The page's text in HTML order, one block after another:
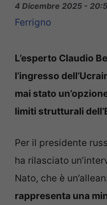
4 Dicembre 2025 -
Ferrigno
L’esperto Claudio
l’ingresso
mai stato
limiti strutturali
Per il presidente
ha rilasciato
Nato, che è
rappresenta una